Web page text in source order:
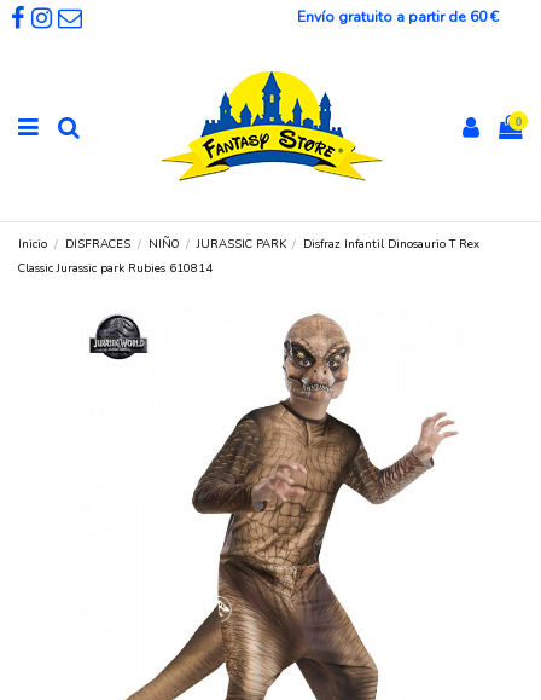
Envío gratuito a partir de 60 €
0
Inicio DISFRACES NIÑO JURASSIC PARK
Disfraz Infantil Dinosaurio T Rex
Classic Jurassic park Rubies 610814